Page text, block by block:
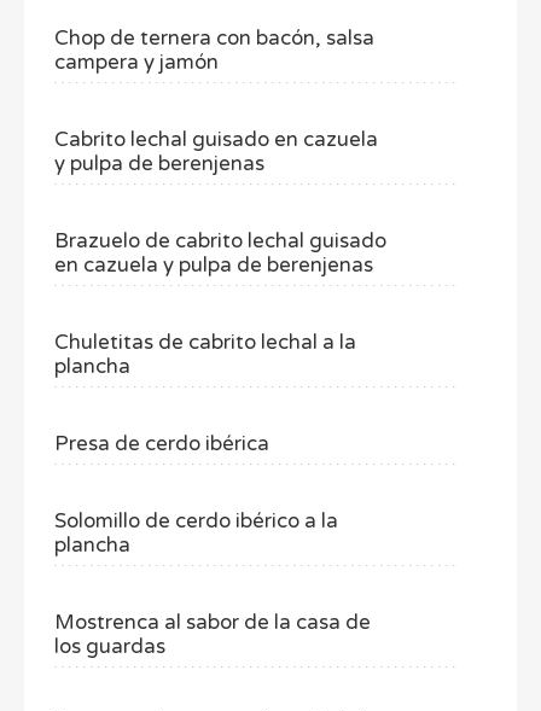
Chop de ternera con bacón, salsa
campera y jamón
Cabrito lechal guisado en cazuela
y pulpa de berenjenas
Brazuelo de cabrito lechal guisado
en cazuela y pulpa de berenjenas
Chuletitas de cabrito lechal a la
plancha
Presa de cerdo ibérica
Solomillo de cerdo ibérico a la
plancha
Mostrenca al sabor de la casa de
los guardas